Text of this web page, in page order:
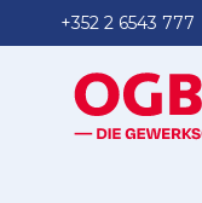
+352 2 6543 777